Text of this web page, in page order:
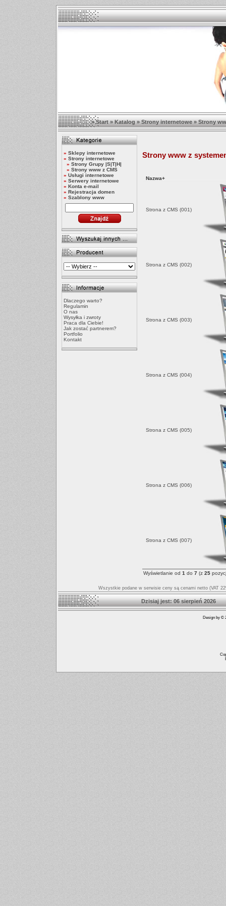
»Start»Katalog»Strony internetowe»Strony
» Sklepy internetowe
» Strony internetowe
» Strony Grupy |S|T|H|
» Strony www z CMS
» Usługi internetowe
» Serwery internetowe
» Konta e-mail
» Rejestracja domen
» Szablony www
Dlaczego warto?
Regulamin
O nas
Wysyłka i zwroty
Praca dla Ciebie!
Jak zostać partnerem?
Portfolio
Kontakt
Strony www z
Nazwa+
Strona z CMS (001)
Strona z CMS (002)
Strona z CMS (003)
Strona z CMS (004)
Strona z CMS (005)
Strona z CMS (006)
Strona z CMS (007)
Wyświetlanie od 1 do 7 (z 25
Wszystkie podane w serwisie ceny są cenami netto (VAT
Dzisiaj jest: 06 sierpień
Design by ©